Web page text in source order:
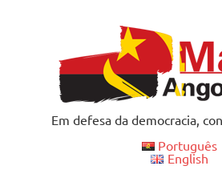
Em defesa da democracia,
Português
English